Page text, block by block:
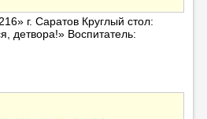
г. Саратов Круглый стол:
детвора!» Воспитатель: